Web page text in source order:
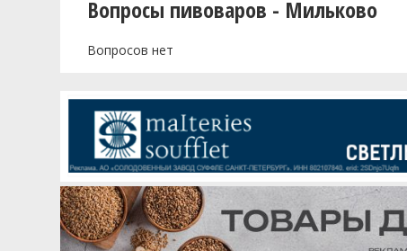
Вопросы пивоваров - Мильково
Вопросов нет